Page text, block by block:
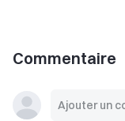
Commentaire